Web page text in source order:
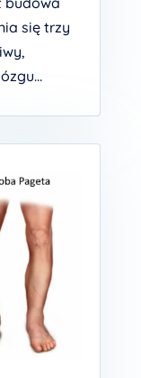
się trzy